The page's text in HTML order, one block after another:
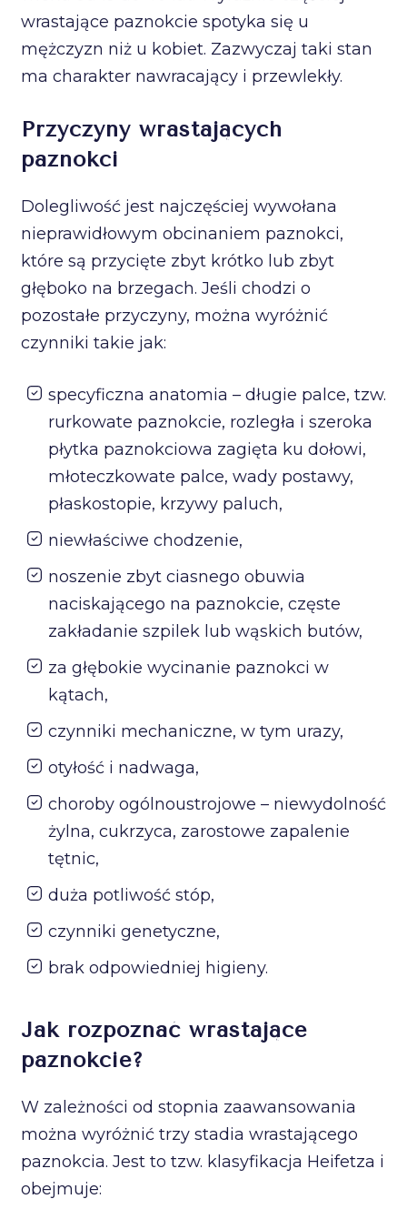
wrastające paznokcie spotyka się u
mężczyzn niż u kobiet. Zazwyczaj taki stan
ma charakter nawracający i przewlekły.
Przyczyny wrastających
paznokci
Dolegliwość jest najczęściej wywołana
nieprawidłowym obcinaniem paznokci,
które są przycięte zbyt krótko lub zbyt
głęboko na brzegach. Jeśli chodzi o
pozostałe przyczyny, można wyróżnić
czynniki takie jak:
specyficzna anatomia – długie palce, tzw.
rurkowate paznokcie, rozległa i szeroka
płytka paznokciowa zagięta ku dołowi,
młoteczkowate palce, wady postawy,
płaskostopie, krzywy paluch,
niewłaściwe chodzenie,
noszenie zbyt ciasnego obuwia
naciskającego na paznokcie, częste
zakładanie szpilek lub wąskich butów,
za głębokie wycinanie paznokci w
kątach,
czynniki mechaniczne, w tym urazy,
otyłość i nadwaga,
choroby ogólnoustrojowe – niewydolność
żylna, cukrzyca, zarostowe zapalenie
tętnic,
duża potliwość stóp,
czynniki genetyczne,
brak odpowiedniej higieny.
Jak rozpoznać wrastające
paznokcie?
W zależności od stopnia zaawansowania
można wyróżnić trzy stadia wrastającego
paznokcia. Jest to tzw. klasyfikacja Heifetza i
obejmuje: